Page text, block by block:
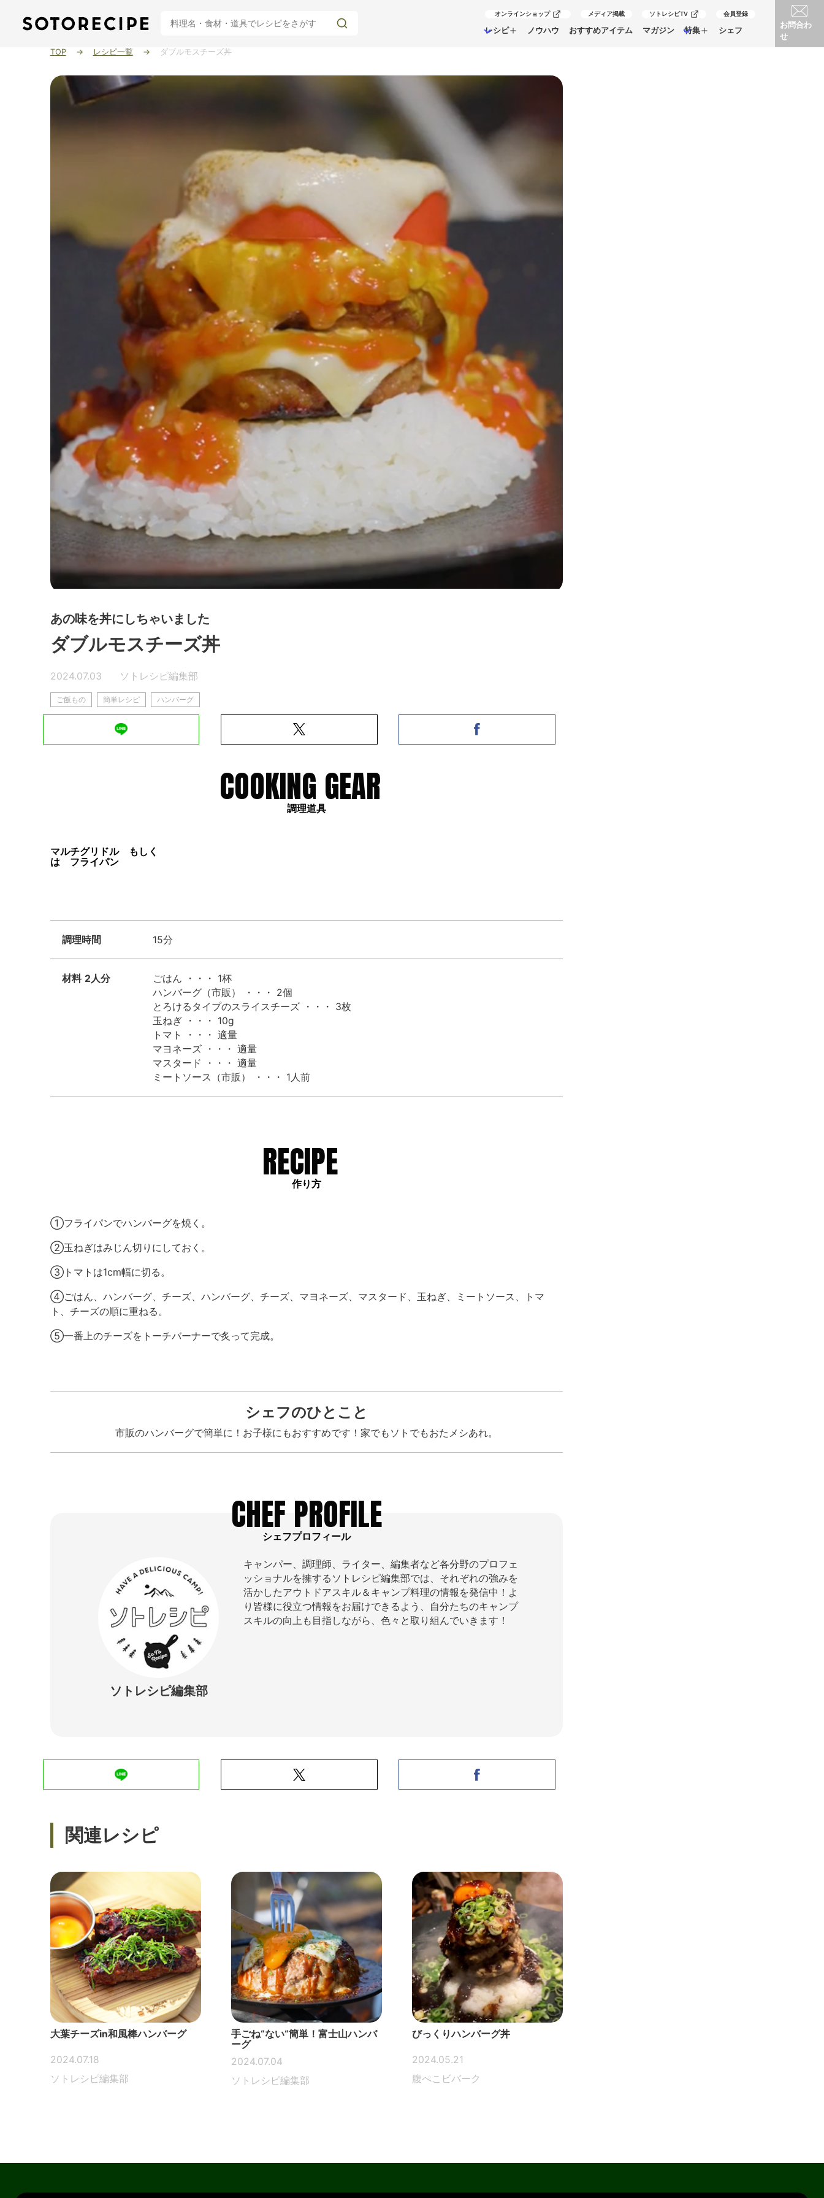
オンラインショップ メディア掲載 ソトレシピTV 会員登録
レシピ ノウハウ おすすめアイテム マガジン 特集 シェフ
お問合わ
せ
TOP
レシピ一覧 ダブルモスチーズ丼
あの味を丼にしちゃいました
ダブルモスチーズ丼
2024.07.03 ソトレシピ編集部
ご飯もの 簡単レシピ ハンバーグ
COOKING GEAR
調理道具
マルチグリドル もしく
は フライパン
調理時間 15分
材料 2人分
ごはん ・・・ 1杯
ハンバーグ（市販） ・・・ 2個
とろけるタイプのスライスチーズ ・・・ 3枚
玉ねぎ ・・・ 10g
トマト ・・・ 適量
マヨネーズ ・・・ 適量
マスタード ・・・ 適量
ミートソース（市販） ・・・ 1人前
RECIPE
作り方
①フライパンでハンバーグを焼く。
②玉ねぎはみじん切りにしておく。
③トマトは1cm幅に切る。
④ごはん、ハンバーグ、チーズ、ハンバーグ、チーズ、マヨネーズ、マスタード、玉ねぎ、ミートソース、トマ
ト、チーズの順に重ねる。
⑤一番上のチーズをトーチバーナーで炙って完成。
シェフのひとこと
市販のハンバーグで簡単に！お子様にもおすすめです！家でもソトでもおたメシあれ。
CHEF PROFILE
シェフプロフィール
ソトレシピ編集部
キャンパー、調理師、ライター、編集者など各分野のプロフェ
ッショナルを擁するソトレシピ編集部では、それぞれの強みを
活かしたアウトドアスキル＆キャンプ料理の情報を発信中！よ
り皆様に役立つ情報をお届けできるよう、自分たちのキャンプ
スキルの向上も目指しながら、色々と取り組んでいきます！
関連レシピ
大葉チーズin和風棒ハンバーグ
2024.07.18
ソトレシピ編集部
手ごね“ない“簡単！富士山ハンバ
ーグ
2024.07.04
ソトレシピ編集部
びっくりハンバーグ丼
2024.05.21
腹ぺこビバーク